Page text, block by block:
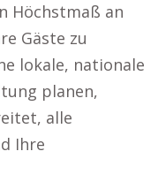
Höchstmaß an
Gäste zu
lokale, nationale
planen,
alle
Ihre